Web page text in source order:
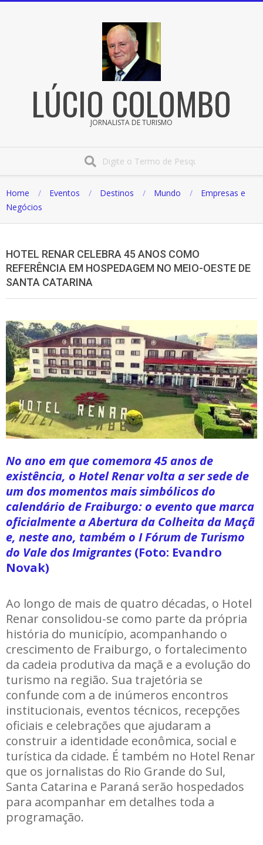
LÚCIO COLOMBO
JORNALISTA DE TURISMO
Home Eventos Destinos Mundo
Empresas e
Negócios
HOTEL RENAR CELEBRA 45 ANOS COMO
REFERÊNCIA EM HOSPEDAGEM NO MEIO-OESTE DE
SANTA CATARINA
No ano em que comemora 45 anos de
existência, o Hotel Renar volta a ser sede de
um dos momentos mais simbólicos do
calendário de Fraiburgo: o evento que marca
oficialmente a Abertura da Colheita da Maçã
e, neste ano, também o I Fórum de Turismo
do Vale dos Imigrantes (Foto: Evandro
Novak)
Ao longo de mais de quatro décadas, o Hotel
Renar consolidou-se como parte da própria
história do município, acompanhando o
crescimento de Fraiburgo, o fortalecimento
da cadeia produtiva da maçã e a evolução do
turismo na região. Sua trajetória se
confunde com a de inúmeros encontros
institucionais, eventos técnicos, recepções
oficiais e celebrações que ajudaram a
construir a identidade econômica, social e
turística da cidade. É também no Hotel Renar
que os jornalistas do Rio Grande do Sul,
Santa Catarina e Paraná serão hospedados
para acompanhar em detalhes toda a
programação.